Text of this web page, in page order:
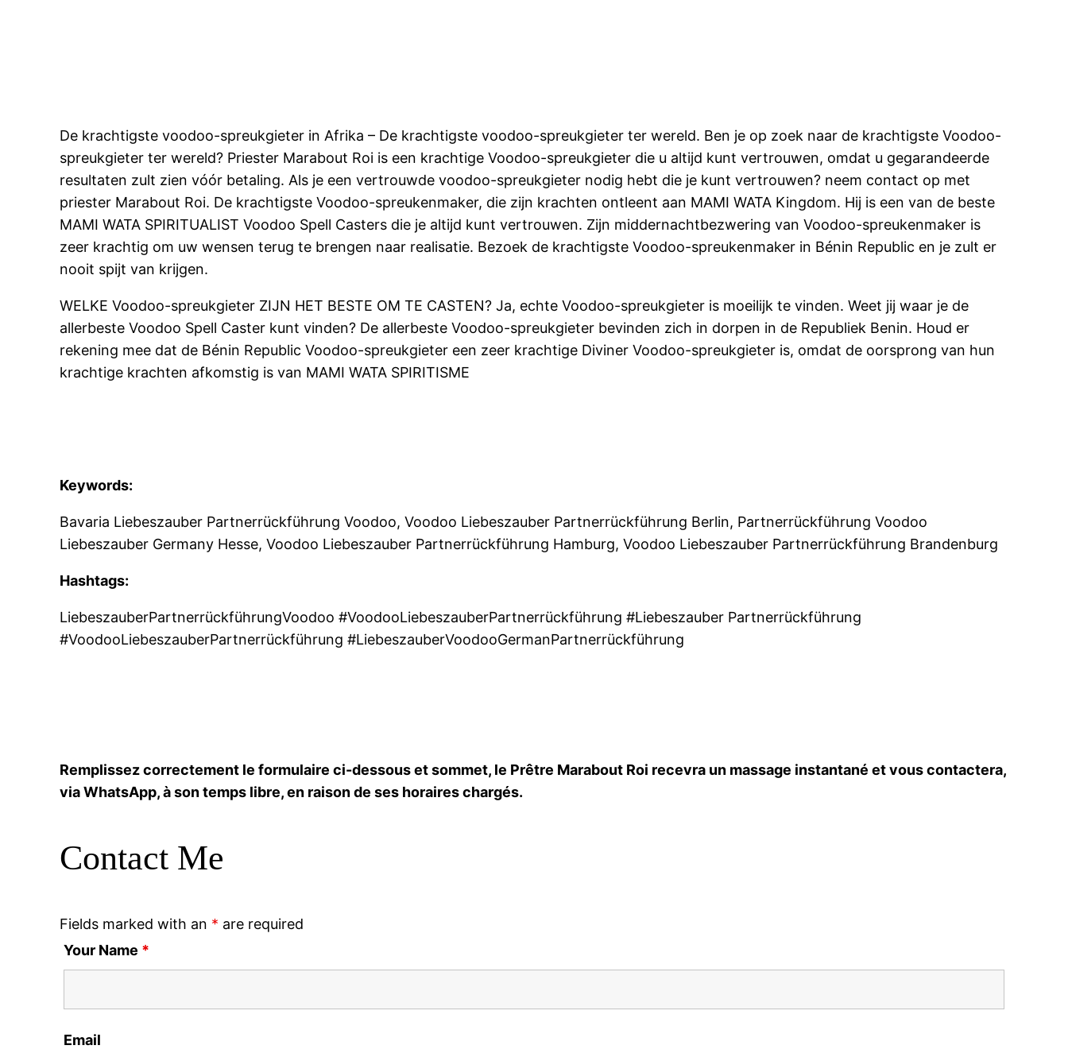
De krachtigste voodoo-spreukgieter in Afrika – De krachtigste voodoo-spreukgieter ter wereld. Ben je op zoek naar de krachtigste Voodoo-
spreukgieter ter wereld? Priester Marabout Roi is een krachtige Voodoo-spreukgieter die u altijd kunt vertrouwen, omdat u gegarandeerde
resultaten zult zien vóór betaling. Als je een vertrouwde voodoo-spreukgieter nodig hebt die je kunt vertrouwen? neem contact op met
priester Marabout Roi. De krachtigste Voodoo-spreukenmaker, die zijn krachten ontleent aan MAMI WATA Kingdom. Hij is een van de beste
MAMI WATA SPIRITUALIST Voodoo Spell Casters die je altijd kunt vertrouwen. Zijn middernachtbezwering van Voodoo-spreukenmaker is
zeer krachtig om uw wensen terug te brengen naar realisatie. Bezoek de krachtigste Voodoo-spreukenmaker in Bénin Republic en je zult er
nooit spijt van krijgen.
WELKE Voodoo-spreukgieter ZIJN HET BESTE OM TE CASTEN? Ja, echte Voodoo-spreukgieter is moeilijk te vinden. Weet jij waar je de
allerbeste Voodoo Spell Caster kunt vinden? De allerbeste Voodoo-spreukgieter bevinden zich in dorpen in de Republiek Benin. Houd er
rekening mee dat de Bénin Republic Voodoo-spreukgieter een zeer krachtige Diviner Voodoo-spreukgieter is, omdat de oorsprong van hun
krachtige krachten afkomstig is van MAMI WATA SPIRITISME
Keywords:
Bavaria Liebeszauber Partnerrückführung Voodoo, Voodoo Liebeszauber Partnerrückführung Berlin, Partnerrückführung Voodoo
Liebeszauber Germany Hesse, Voodoo Liebeszauber Partnerrückführung Hamburg, Voodoo Liebeszauber Partnerrückführung Brandenburg
Hashtags:
LiebeszauberPartnerrückführungVoodoo #VoodooLiebeszauberPartnerrückführung #Liebeszauber Partnerrückführung
#VoodooLiebeszauberPartnerrückführung #LiebeszauberVoodooGermanPartnerrückführung
Remplissez correctement le formulaire ci-dessous et sommet, le Prêtre Marabout Roi recevra un massage instantané et vous contactera,
via WhatsApp, à son temps libre, en raison de ses horaires chargés.
Contact Me
Fields marked with an * are required
Your Name *
Email